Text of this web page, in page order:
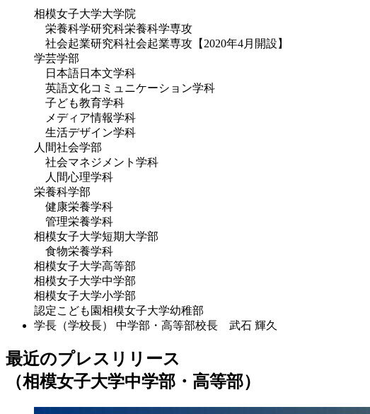
相模女子大学大学院
栄養科学研究科栄養科学専攻
社会起業研究科社会起業専攻【2020年4月開設】
学芸学部
日本語日本文学科
英語文化コミュニケーション学科
子ども教育学科
メディア情報学科
生活デザイン学科
人間社会学部
社会マネジメント学科
人間心理学科
栄養科学部
健康栄養学科
管理栄養学科
相模女子大学短期大学部
食物栄養学科
相模女子大学高等部
相模女子大学中学部
相模女子大学小学部
認定こども園相模女子大学幼稚部
学長（学校長）
中学部・高等部校長 武石 輝久
最近のプレスリリース
（相模女子大学中学部・高等部）